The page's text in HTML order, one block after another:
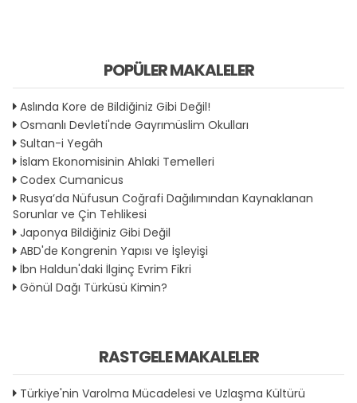
POPÜLER MAKALELER
Aslında Kore de Bildiğiniz Gibi Değil!
Osmanlı Devleti'nde Gayrımüslim Okulları
Sultan-i Yegâh
İslam Ekonomisinin Ahlaki Temelleri
Codex Cumanicus
Rusya’da Nüfusun Coğrafi Dağılımından Kaynaklanan
Sorunlar ve Çin Tehlikesi
Japonya Bildiğiniz Gibi Değil
ABD'de Kongrenin Yapısı ve İşleyişi
İbn Haldun'daki İlginç Evrim Fikri
Gönül Dağı Türküsü Kimin?
RASTGELE MAKALELER
Türkiye'nin Varolma Mücadelesi ve Uzlaşma Kültürü